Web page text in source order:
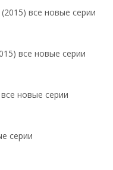
все новые серии
все новые серии
новые серии
серии